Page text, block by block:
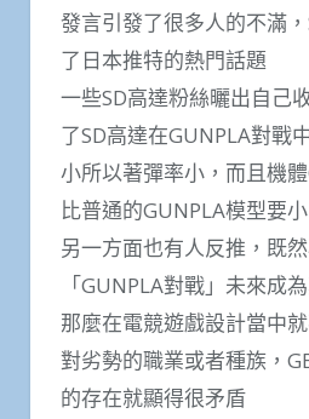
發言引發了很多人的不滿
了日本推特的熱門話題
一些SD高達粉絲曬出自己
了SD高達在GUNPLA對戰
小所以著彈率小，而且機
比普通的GUNPLA模型要小
另一方面也有人反推，既
「GUNPLA對戰」未來成
那麼在電競遊戲設計當中
對劣勢的職業或者種族，
的存在就顯得很矛盾